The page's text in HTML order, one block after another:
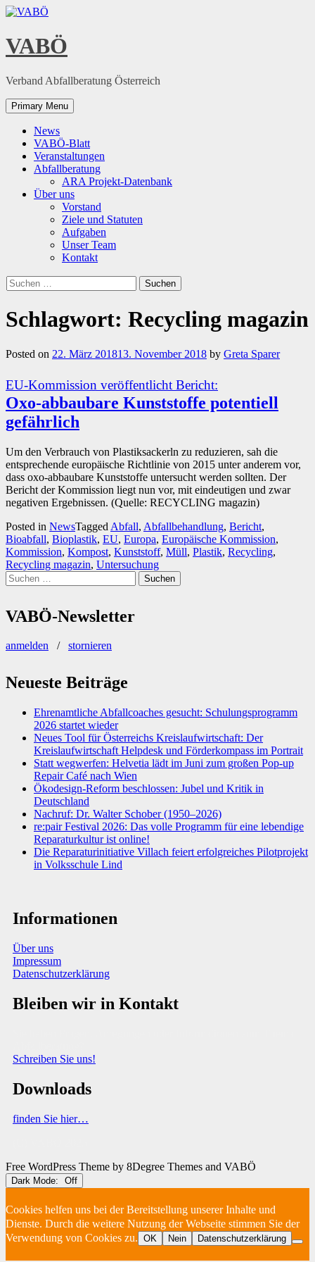
Skip
content
VABÖ
Verband Abfallberatung Österreich
Primary Menu
News
VABÖ-Blatt
Veranstaltungen
Abfallberatung
ARA Projekt-Datenbank
Über uns
Vorstand
Ziele und Statuten
Aufgaben
Unser Team
Kontakt
Suchen
nach:
Schlagwort: Recycling magazin
Posted on 22. März 201813. November 2018 by Greta Sparer
EU-Kommission veröffentlicht Bericht:
Oxo-abbaubare Kunststoffe potentiell
gefährlich
Um den Verbrauch von Plastiksackerln zu reduzieren, sah die
entsprechende europäische Richtlinie von 2015 unter anderem vor,
dass oxo-abbaubare Kunststoffe untersucht werden sollten. Der
Bericht der Kommission liegt nun vor, mit eindeutigen und zwar
negativen Ergebnissen. (Quelle: RECYCLING magazin)
Posted in NewsTagged Abfall, Abfallbehandlung, Bericht,
Bioabfall, Bioplastik, EU, Europa, Europäische Kommission,
Kommission, Kompost, Kunststoff, Müll, Plastik, Recycling,
Recycling magazin, Untersuchung
Suchen
nach:
VABÖ-Newsletter
anmelden / stornieren
Neueste Beiträge
Ehrenamtliche Abfallcoaches gesucht: Schulungsprogramm
2026 startet wieder
Neues Tool für Österreichs Kreislaufwirtschaft: Der
Kreislaufwirtschaft Helpdesk und Förderkompass im Portrait
Statt wegwerfen: Helvetia lädt im Juni zum großen Pop-up
Repair Café nach Wien
Ökodesign-Reform beschlossen: Jubel und Kritik in
Deutschland
Nachruf: Dr. Walter Schober (1950–2026)
re:pair Festival 2026: Das volle Programm für eine lebendige
Reparaturkultur ist online!
Die Reparaturinitiative Villach feiert erfolgreiches Pilotprojekt
in Volksschule Lind
Informationen
Über uns
Impressum
Datenschutzerklärung
Bleiben wir in Kontakt
Schreiben Sie uns!
Downloads
finden Sie hier…
Free WordPress Theme by 8Degree Themes and VABÖ
Dark Mode:
Cookies helfen uns bei der Bereitstellung unserer Inhalte und
Dienste. Durch die weitere Nutzung der Webseite stimmen Sie der
Verwendung von Cookies zu. OK Nein Datenschutzerklärung